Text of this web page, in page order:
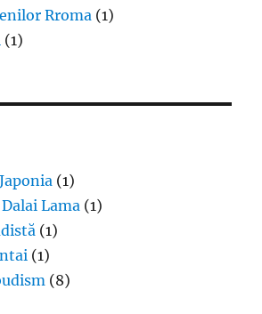
Rroma (1)
(1)
(1)
Lama (1)
(1)
(1)
(8)